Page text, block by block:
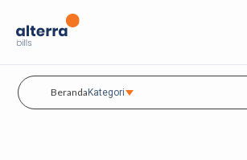
BerandaKategori